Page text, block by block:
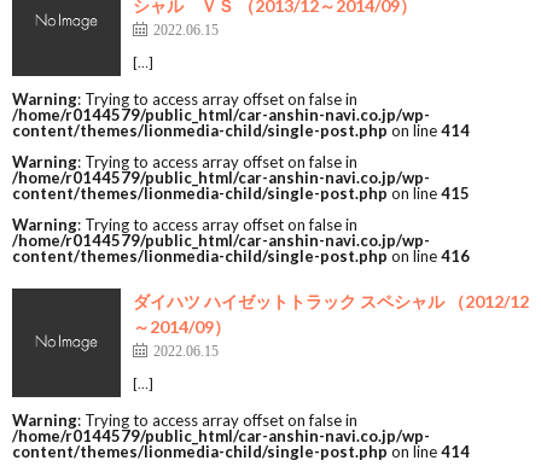
シャル ＶＳ （2013/12～2014/09）
2022.06.15
[…]
Warning: Trying to access array offset on false in
/home/r0144579/public_html/car-anshin-navi.co.jp/wp-
content/themes/lionmedia-child/single-post.php on line414
Warning: Trying to access array offset on false in
/home/r0144579/public_html/car-anshin-navi.co.jp/wp-
content/themes/lionmedia-child/single-post.php on line415
Warning: Trying to access array offset on false in
/home/r0144579/public_html/car-anshin-navi.co.jp/wp-
content/themes/lionmedia-child/single-post.php on line416
ダイハツ ハイゼットトラック スペシャル （2012/12
～2014/09）
2022.06.15
[…]
Warning: Trying to access array offset on false in
/home/r0144579/public_html/car-anshin-navi.co.jp/wp-
content/themes/lionmedia-child/single-post.php on line414